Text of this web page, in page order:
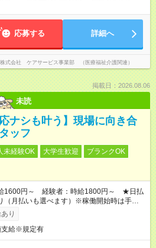
応募する 詳細へ
式会社 ケアサービス事業部 （医療福祉介護関連）
掲載日：2026.08.06
未読
ナシも叶う】現場に向き合
ッフ
未経験OK 大学生歓迎
ブランクOK
1600円～ 経験者：時給1800円～ ★日払
（月払いも選べます）※稼働開始時は手続き
となります。
り
支給※規定有